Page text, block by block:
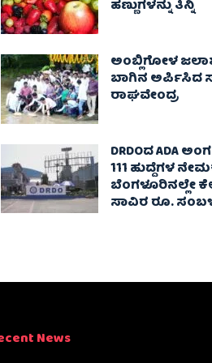
ಹಣ್ಣುಗಳನ್ನು ತಿನ್ನಿ
ಅಂಬ್ಲಿಗೋಳ
ಬಾಗಿನ ಅರ್ಪಿಸಿದ
ರಾಘವೇಂದ್ರ
DRDOದ ADA
111 ಹುದ್ದೆಗಳ
ಬೆಂಗಳೂರಿನಲ್ಲೇ
ಸಾವಿರ ರೂ.
News